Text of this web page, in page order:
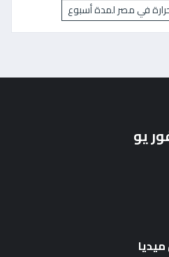
في مصر لمدة أسبوع
يو